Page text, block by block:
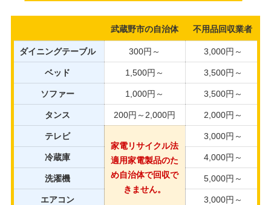
武蔵野市の自治体 不用品回収業者
ダイニングテーブル 300円～ 3,000円～
ベッド 1,500円～ 3,500円～
ソファー 1,000円～ 3,500円～
タンス 200円～2,000円 2,000円～
テレビ
家電リサイクル法
適用家電製品のた
め自治体で回収で
きません。
3,000円～
冷蔵庫 4,000円～
洗濯機 5,000円～
エアコン 3,000円～